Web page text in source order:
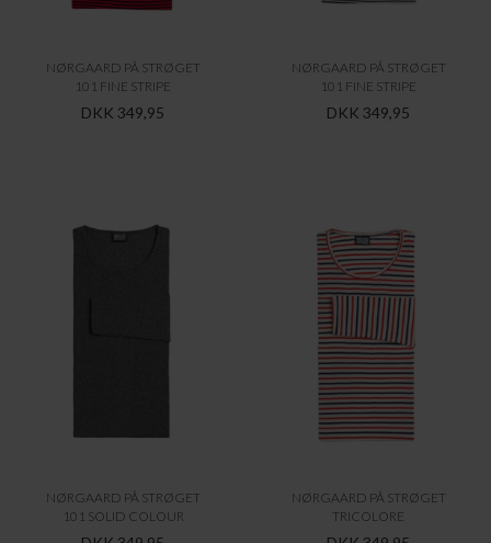
NØRGAARD PÅ STRØGET
101 FINE STRIPE
DKK 349,95
NØRGAARD PÅ STRØGET
101 FINE STRIPE
DKK 349,95
NØRGAARD PÅ STRØGET
101 SOLID COLOUR
NØRGAARD PÅ STRØGET
TRICOLORE